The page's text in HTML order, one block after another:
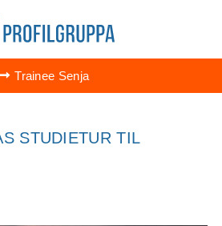
Trainee Senja
STUDIETUR TIL